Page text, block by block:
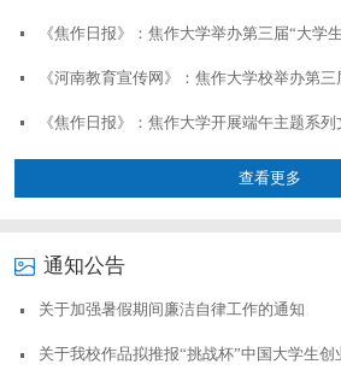
《焦作日报》：焦作大学开展端午主题系列
查看更多
通知公告
关于加强暑假期间廉洁自律工作的通知